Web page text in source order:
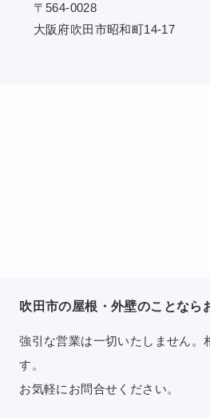
〒564-0028
大阪府吹田市昭和町14-17
吹田市の屋根・外壁のことなら
強引な営業は一切いたしません。
す。
お気軽にお問合せください。